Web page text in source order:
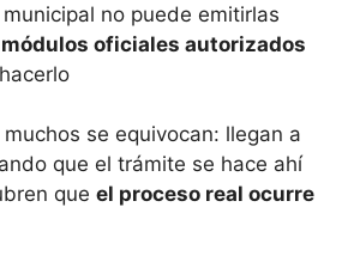
no puede emitirlas
módulos oficiales autorizados
se equivocan: llegan a
que el trámite se hace ahí
que el proceso real ocurre